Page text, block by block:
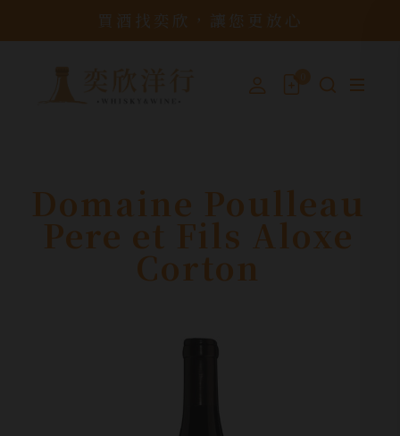
買酒找奕欣，讓您更放心
Domaine Poulleau
Pere et Fils Aloxe
Corton